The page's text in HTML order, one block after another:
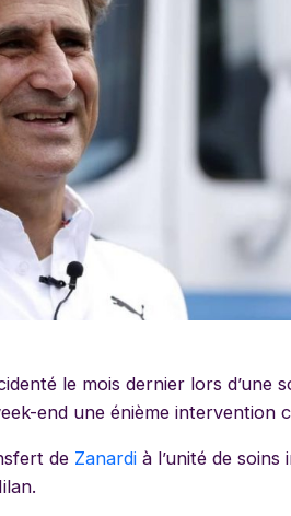
le mois dernier lors d’une
end une énième intervention
de Zanardi à l’unité de soins